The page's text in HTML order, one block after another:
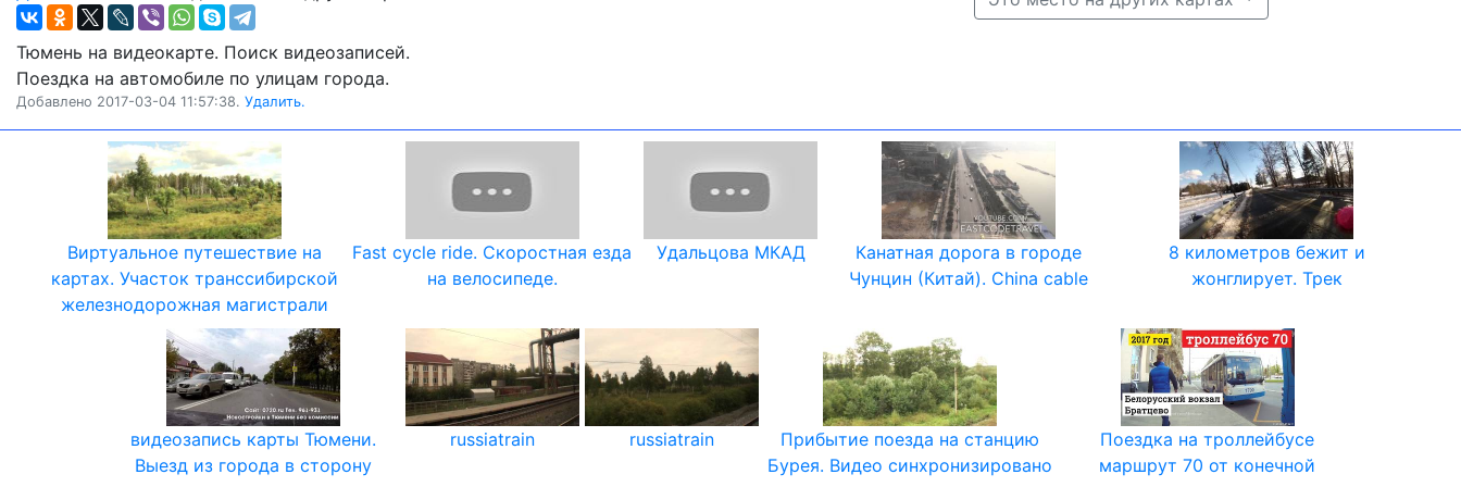
Тюмень на видеокарте. Поиск видеозаписей.
Поездка на автомобиле по улицам города.
Добавлено 2017-03-04 11:57:38. Удалить.
Виртуальное путешествие на
картах. Участок транссибирской
железнодорожная магистрали
Fast cycle ride. Скоростная езда
на велосипеде.
Удальцова МКАД
Канатная дорога в городе
Чунцин (Китай). China cable
8 километров бежит и
жонглирует. Трек
видеозапись карты Тюмени.
Выезд из города в сторону
russiatrain russiatrain
Прибытие поезда на станцию
Бурея. Видео синхронизировано
Поездка на троллейбусе
маршрут 70 от конечной